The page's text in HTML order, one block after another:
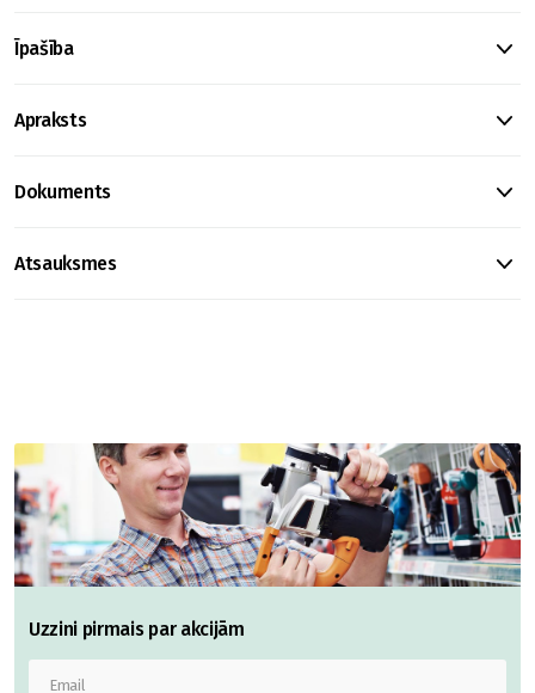
Īpašība
Apraksts
Dokuments
Atsauksmes
Uzzini pirmais par akcijām